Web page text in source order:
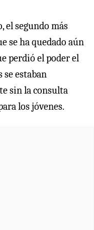
el segundo más
se ha quedado aún
perdió el poder el
se estaban
sin la consulta
los jóvenes.